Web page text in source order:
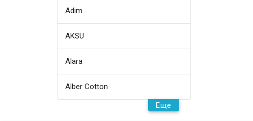
Adim
AKSU
Alara
Alber Cotton
Еще